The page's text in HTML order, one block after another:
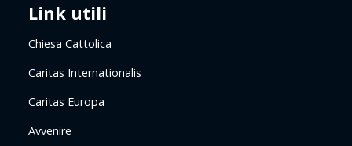
Link utili
Chiesa Cattolica
Caritas Internationalis
Caritas Europa
Avvenire